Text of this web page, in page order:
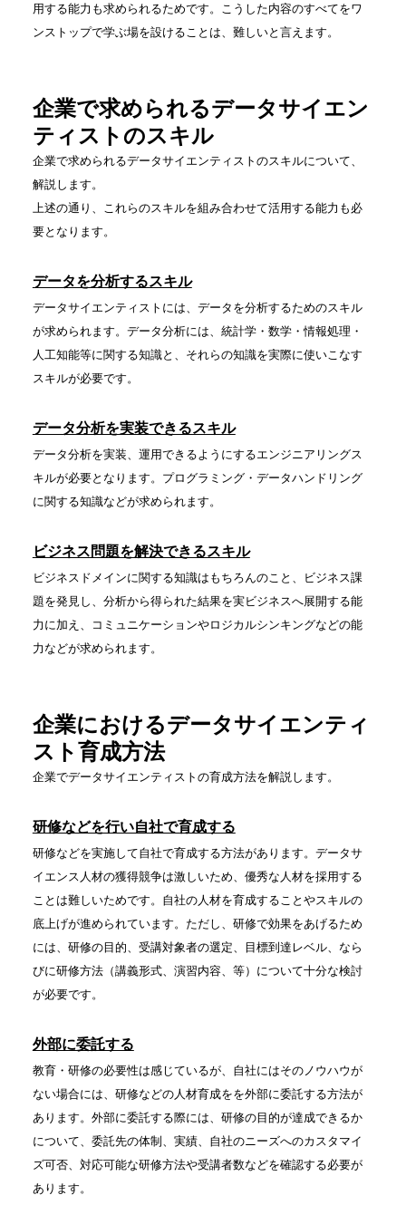
用する能力も求められるためです。こうした内容のすべてをワ
ンストップで学ぶ場を設けることは、難しいと言えます。
企業で求められるデータサイエン
ティストのスキル
企業で求められるデータサイエンティストのスキルについて、
解説します。
上述の通り、これらのスキルを組み合わせて活用する能力も必
要となります。
データを分析するスキル
データサイエンティストには、データを分析するためのスキル
が求められます。データ分析には、統計学・数学・情報処理・
人工知能等に関する知識と、それらの知識を実際に使いこなす
スキルが必要です。
データ分析を実装できるスキル
データ分析を実装、運用できるようにするエンジニアリングス
キルが必要となります。プログラミング・データハンドリング
に関する知識などが求められます。
ビジネス問題を解決できるスキル
ビジネスドメインに関する知識はもちろんのこと、ビジネス課
題を発見し、分析から得られた結果を実ビジネスへ展開する能
力に加え、コミュニケーションやロジカルシンキングなどの能
力などが求められます。
企業におけるデータサイエンティ
スト育成方法
企業でデータサイエンティストの育成方法を解説します。
研修などを行い自社で育成する
研修などを実施して自社で育成する方法があります。データサ
イエンス人材の獲得競争は激しいため、優秀な人材を採用する
ことは難しいためです。自社の人材を育成することやスキルの
底上げが進められています。ただし、研修で効果をあげるため
には、研修の目的、受講対象者の選定、目標到達レベル、なら
びに研修方法（講義形式、演習内容、等）について十分な検討
が必要です。
外部に委託する
教育・研修の必要性は感じているが、自社にはそのノウハウが
ない場合には、研修などの人材育成をを外部に委託する方法が
あります。外部に委託する際には、研修の目的が達成できるか
について、委託先の体制、実績、自社のニーズへのカスタマイ
ズ可否、対応可能な研修方法や受講者数などを確認する必要が
あります。